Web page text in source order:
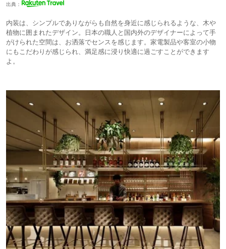
出典：
内装は、シンプルでありながらも自然を身近に感じられるような、木や
植物に囲まれたデザイン。日本の職人と国内外のデザイナーによって手
がけられた空間は、お洒落でセンスを感じます。家電製品や客室の小物
にもこだわりが感じられ、満足感に浸り快適に過ごすことができます
よ。